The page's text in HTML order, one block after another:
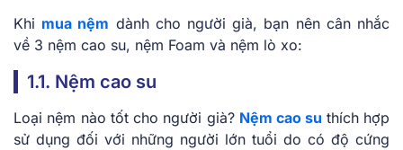
Khi mua nệm dành cho người già, bạn nên cân nhắc
về 3 nệm cao su, nệm Foam và nệm lò xo:
1.1. Nệm cao su
Loại nệm nào tốt cho người già? Nệm cao su thích hợp
sử dụng đối với những người lớn tuổi do có độ cứng